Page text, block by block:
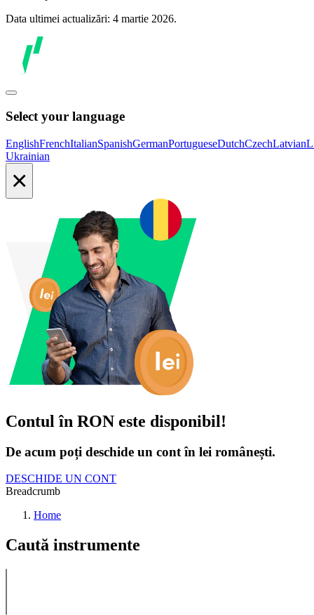
Data ultimei actualizări: 4 martie 2026.
Select your language
EnglishFrenchItalianSpanishGermanPortugueseDutchCzechLatvian
Ukrainian
×
Contul în RON este disponibil!
De acum poți deschide un cont în lei românești.
DESCHIDE UN CONT
Breadcrumb
Home
Caută instrumente